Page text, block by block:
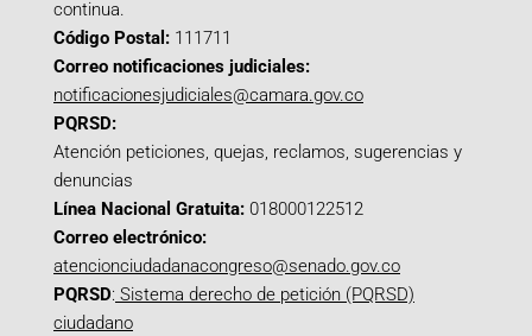
continua.
Código Postal: 111711
Correo notificaciones judiciales:
notificacionesjudiciales@camara.gov.co
PQRSD:
Atención peticiones, quejas, reclamos, sugerencias y
denuncias
Línea Nacional Gratuita: 018000122512
Correo electrónico:
atencionciudadanacongreso@senado.gov.co
PQRSD: Sistema derecho de petición (PQRSD)
ciudadano